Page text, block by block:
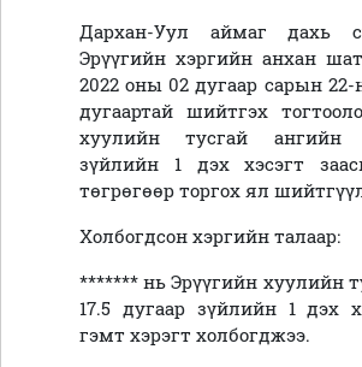
Дархан-Уул аймаг дахь
Эрүүгийн хэргийн анхан
2022 оны 02 дугаар сарын
дугаартай шийтгэх
хуулийн тусгай ангийн
зүйлийн 1 дэх хэсэгт
төгрөгөөр торгох ял
Холбогдсон хэргийн талаар:
******* нь Эрүүгийн хуулийн
17.5 дугаар зүйлийн 1 дэх
гэмт хэрэгт холбогджээ.